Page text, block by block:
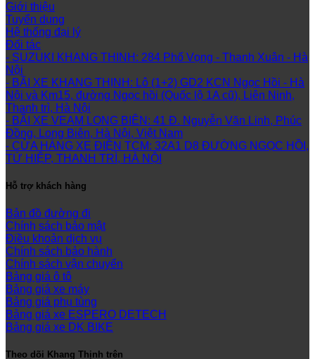
Giới thiệu
Tuyển dụng
Hệ thống đại lý
Đối tác
- SUZUKI KHANG THINH: 284 Phố Vọng - Thanh Xuân - Hà
Nội
- BÃI XE KHANG THỊNH: Lô (1+2) GD2 KCN Ngọc Hồi - Hà
Nội và Km15, đường Ngọc hồi (Quốc lộ 1A cũ), Liên Ninh,
Thanh trì, Hà Nội
- BÃI XE VEAM LONG BIÊN: 41 Đ. Nguyễn Văn Linh, Phúc
Đồng, Long Biên, Hà Nội, Việt Nam
- CỬA HÀNG XE ĐIỆN TCM: 32A1 D8 ĐƯỜNG NGỌC HỒI,
TỨ HIỆP, THANH TRÌ, HÀ NỘI
Hỗ trợ khách hàng
Bản đồ đường đi
Chính sách bảo mật
Điều khoản dịch vụ
Chính sách bảo hành
Chính sách vận chuyển
Bảng giá ô tô
Bảng giá xe máy
Bảng giá phụ tùng
Bảng giá xe ESPERO DETECH
Bảng giá xe DK BIKE
Theo dõi Khang Thịnh trên